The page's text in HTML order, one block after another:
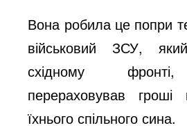
e
o
Вона робила це попри
військовий ЗСУ,
східному
перераховував
їхнього спільного сина.